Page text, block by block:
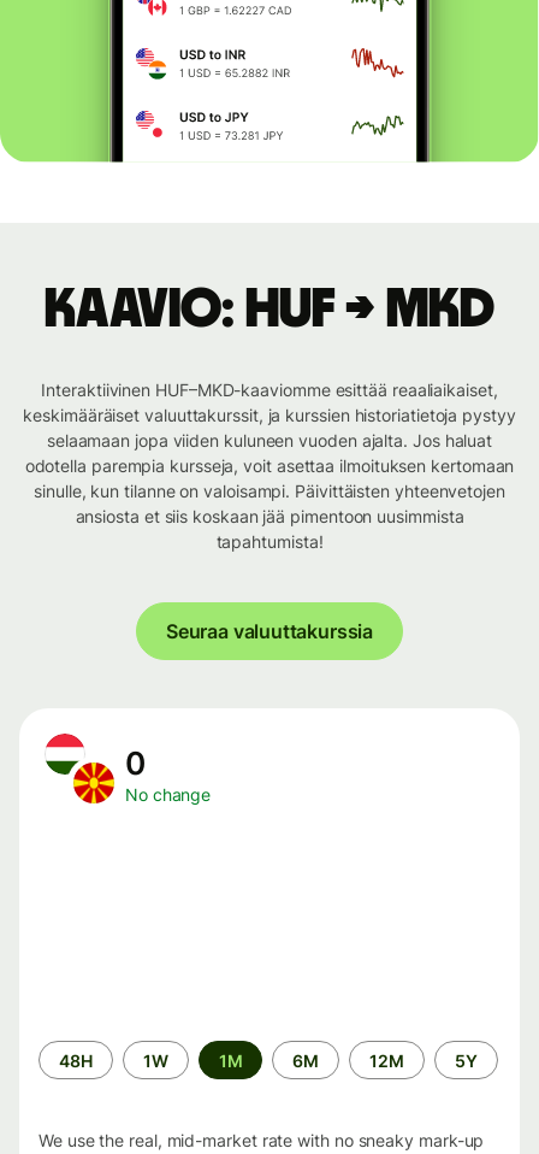
Kaavio: HUF → MKD
Interaktiivinen HUF–MKD-kaaviomme esittää reaaliaikaiset,
keskimääräiset valuuttakurssit, ja kurssien historiatietoja pystyy
selaamaan jopa viiden kuluneen vuoden ajalta. Jos haluat
odotella parempia kursseja, voit asettaa ilmoituksen kertomaan
sinulle, kun tilanne on valoisampi. Päivittäisten yhteenvetojen
ansiosta et siis koskaan jää pimentoon uusimmista
tapahtumista!
Seuraa valuuttakurssia
0
No change
Time
period
48H 1W 1M 6M 12M 5Y
We use the real, mid-market rate with no sneaky mark-up